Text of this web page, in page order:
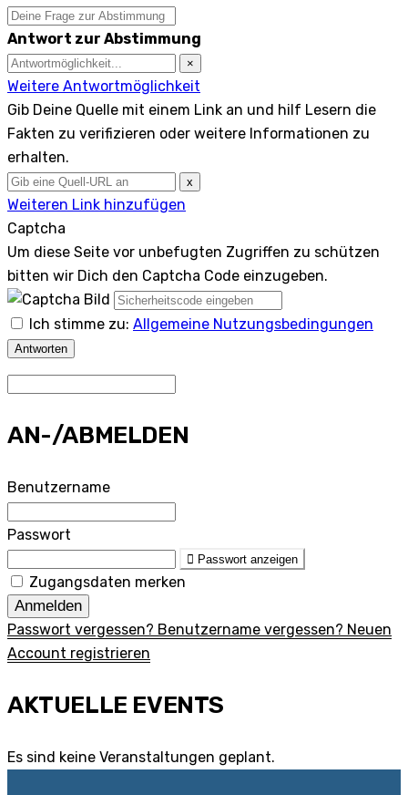
Antwort zur Abstimmung
×
Weitere Antwortmöglichkeit
Gib Deine Quelle mit einem Link an und hilf Lesern die
Fakten zu verifizieren oder weitere Informationen zu
erhalten.
x
Weiteren Link hinzufügen
Captcha
Um diese Seite vor unbefugten Zugriffen zu schützen
bitten wir Dich den Captcha Code einzugeben.
Ich stimme zu: Allgemeine Nutzungsbedingungen
Antworten
AN-/ABMELDEN
Benutzername
Passwort
Passwort anzeigen
Zugangsdaten merken
Anmelden
Passwort vergessen? Benutzername vergessen? Neuen
Account registrieren
AKTUELLE EVENTS
Es sind keine Veranstaltungen geplant.